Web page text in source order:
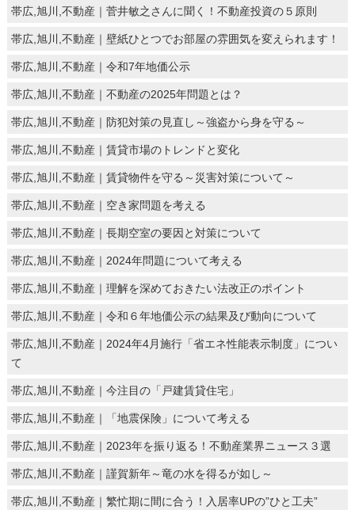
帯広,旭川,不動産｜菅井敏之さんに聞く！不動産投資の５原則
帯広,旭川,不動産｜壁紙ひとつでお部屋の雰囲気を変えられます！
帯広,旭川,不動産｜令和7年地価公示
帯広,旭川,不動産｜不動産の2025年問題とは？
帯広,旭川,不動産｜防犯対策の見直し～強盗から身を守る～
帯広,旭川,不動産｜賃貸市場のトレンドと変化
帯広,旭川,不動産｜賃貸物件を守る～災害対策について～
帯広,旭川,不動産｜空き家問題を考える
帯広,旭川,不動産｜長期空室の要因と対策について
帯広,旭川,不動産｜2024年問題について考える
帯広,旭川,不動産｜理解を深めておきたい法改正のポイント
帯広,旭川,不動産｜令和６年地価公示の結果及び動向について
帯広,旭川,不動産｜2024年4月施行「省エネ性能表示制度」につい
て
帯広,旭川,不動産｜今注目の「戸建賃貸住宅」
帯広,旭川,不動産｜「地震保険」について考える
帯広,旭川,不動産｜2023年を振り返る！不動産業界ニュース３選
帯広,旭川,不動産｜謹賀新年～竜の水を得るが如し～
帯広,旭川,不動産｜繁忙期に間に合う！入居率UPの”ひと工夫”